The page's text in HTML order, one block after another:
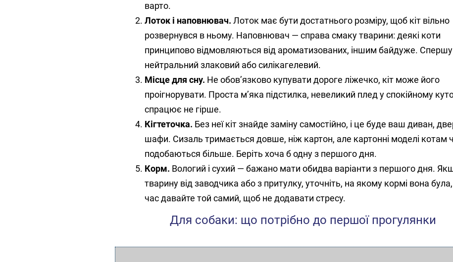
варто.
Лоток і наповнювач. Лоток має бути достатнього розміру, щоб кіт вільно
розвернувся в ньому. Наповнювач — справа смаку тварини: деякі коти
принципово відмовляються від ароматизованих, іншим байдуже. Спершу
нейтральний злаковий або силікагелевий.
Місце для сну. Не обов’язково купувати дороге ліжечко, кіт може його
проігнорувати. Проста м’яка підстилка, невеликий плед у спокійному
спрацює не гірше.
Кігтеточка. Без неї кіт знайде заміну самостійно, і це буде ваш диван,
шафи. Сизаль тримається довше, ніж картон, але картонні моделі котам
подобаються більше. Беріть хоча б одну з першого дня.
Корм. Вологий і сухий — бажано мати обидва варіанти з першого дня.
тварину від заводчика або з притулку, уточніть, на якому кормі вона
час давайте той самий, щоб не додавати стресу.
Для собаки: що потрібно до першої прогулянки